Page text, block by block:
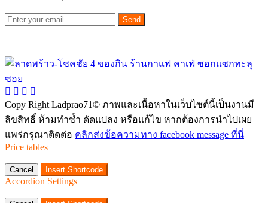
Send
Copy Right Ladprao71© ภาพและเนื้อหาในเว็บไซต์นี้เป็นงานมี
ลิขสิทธิ์ ห้ามทำซ้ำ ดัดแปลง หรือแก้ไข หากต้องการนำไปเผย
แพร่กรุณาติดต่อ คลิกส่งข้อความทาง facebook message ที่นี่
Price tables
Cancel Insert Shortcode
Accordion Settings